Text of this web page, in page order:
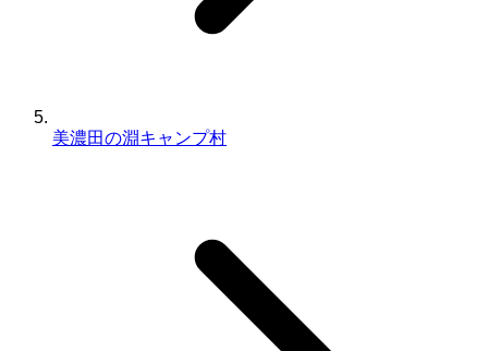
美濃田の淵キャンプ村